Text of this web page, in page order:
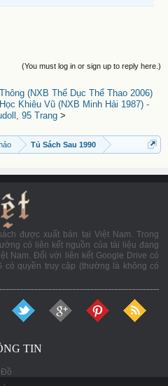
(You must log in or sign up to reply here.)
(NXB Thể Dục Thể Thao 2006)
Khiêu Vũ (NXB Minh Hải 1987) -
95 Trang >
Tủ Sách Sau 1990
được xuất bản tại Việt Nam. Trong
có liên kết nguồn của tài liệu đang
Nam. Đối với liên kết Google Drive có
có quyền truy cập (thường là không có
TIN
Đồ